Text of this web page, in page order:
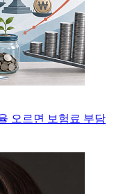
오르면 보험료 부담